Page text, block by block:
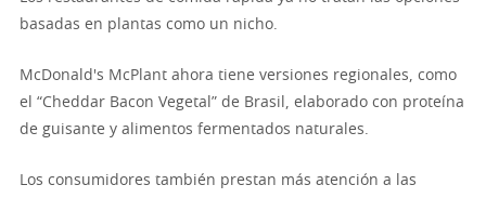
basadas en plantas como un nicho.
McDonald's McPlant ahora tiene versiones regionales, como
el “Cheddar Bacon Vegetal” de Brasil, elaborado con proteína
de guisante y alimentos fermentados naturales.
Los consumidores también prestan más atención a las